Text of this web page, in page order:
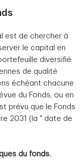
est de chercher à
le capital en
diversifié
de qualité
échéant chacune
du Fonds, ou en
prévu que le Fonds
2031 (la " date de
du fonds.